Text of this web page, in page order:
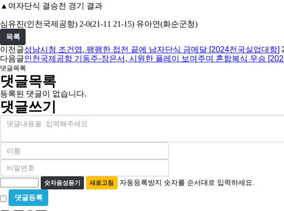
▲ 여자단식 결승전 경기 결과
심유진(인천국제공항) 2-0(21-11 21-15) 유아연(화순군청)
목록
이전글성남시청 조건엽, 팽팽한 접전 끝에 남자단식 금메달 [2024전국실업대항]
다음글인천국제공항 기동주-장은서, 시원한 플레이 보여주며 혼합복식 우승
댓글목록
댓글목록
등록된 댓글이 없습니다.
댓글쓰기
내
이
필
수
비
밀
번
호
필
자
동
등
숫자음성듣기 새로고침 자동등록방지 숫자를 순서대로 입력하세요.
비
밀